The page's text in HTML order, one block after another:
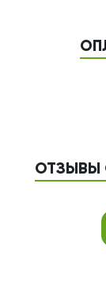
ОТЗЫВЫ